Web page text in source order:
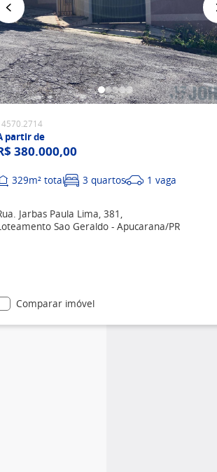
Favoritar
Comparar imóvel
partir de
380.000,00
329m² total 3 quartos 1 vaga
Jarbas Paula Lima, 381,
Sao Geraldo - Apucarana/PR